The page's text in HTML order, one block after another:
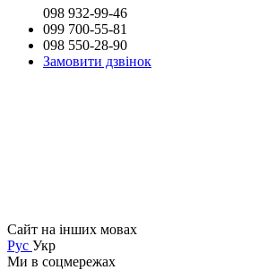
098 932-99-46
099 700-55-81
098 550-28-90
Замовити дзвінок
Сайт на інших мовах
Рус Укр
Ми в соцмережах